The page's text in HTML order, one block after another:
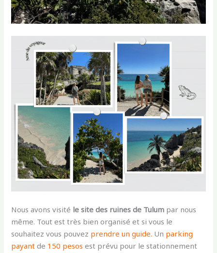
Nous avons visité le site des ruines de Tulum par nous
même. Tout est très bien organisé et si vous le
souhaitez vous pouvez prendre un guide. Un parking
payant de 150 pesos est prévu pour le stationnement